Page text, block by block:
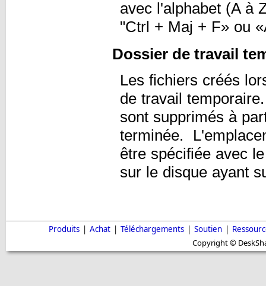
avec l'alphabet (A à
"Ctrl + Maj + F» ou
Dossier de travail
Les fichiers créés
de travail
sont supprimés à
terminée.
être spécifiée avec
sur le disque ayant
Produits | Achat | Téléchargements | Soutien |
Copyright ©